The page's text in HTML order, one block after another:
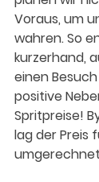
Voraus, um
wahren. So
kurzerhand,
einen
positive
Spritpreise!
lag der Preis
umgerechnet